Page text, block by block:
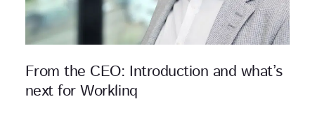
From the CEO: Introduction and what’s
next for Worklinq